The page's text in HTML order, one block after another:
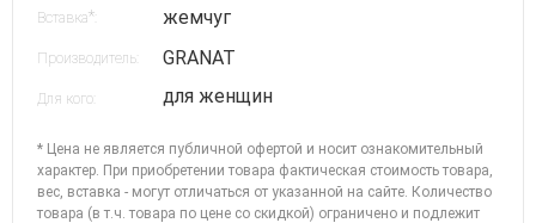
Вставка* жемчуг
Производитель: GRANAT
Для кого: для женщин
* Цена не является публичной офертой и носит ознакомительный
характер. При приобретении товара фактическая стоимость товара,
вес, вставка - могут отличаться от указанной на сайте. Количество
товара (в т.ч. товара по цене со скидкой) ограничено и подлежит